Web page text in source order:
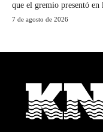
que el gremio presentó
7 de agosto de 2026